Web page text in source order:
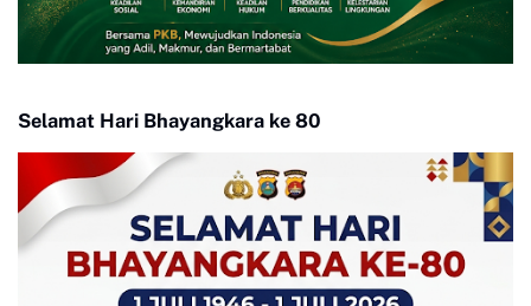
Selamat Hari Bhayangkara ke 80